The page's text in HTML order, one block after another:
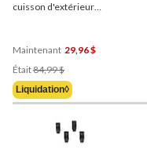
cuisson d'extérieur
Maintenant 29,96 $
Était84,99 $
Était
84,99 $
Liquidation◊